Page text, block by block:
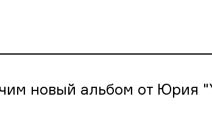
новый альбом от Юрия